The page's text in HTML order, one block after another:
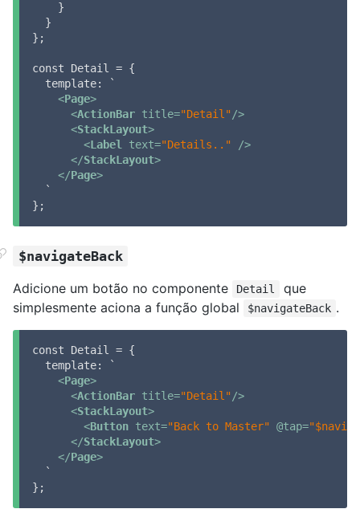
    }
  }
};
const Detail = {
  template: `
<Page>
<ActionBar title="Detail" />
<StackLayout>
<Label text="Details.."
/>
</StackLayout>
</Page>
  `
};
$navigateBack
Adicione um botão no componente
Detail
que
simplesmente aciona a função global
$navigateBack .
const Detail = {
  template: `
<Page>
<ActionBar title="Detail" />
<StackLayout>
<Button text="Back to Master" @tap=
</StackLayout>
</Page>
  `
};